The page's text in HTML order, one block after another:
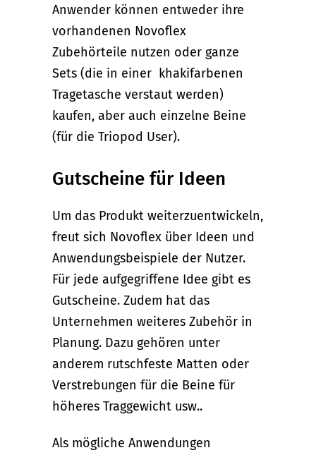
Anwender können entweder ihre
vorhandenen Novoflex
Zubehörteile nutzen oder ganze
Sets (die in einer khakifarbenen
Tragetasche verstaut werden)
kaufen, aber auch einzelne Beine
(für die Triopod User).
Gutscheine für Ideen
Um das Produkt weiterzuentwickeln,
freut sich Novoflex über Ideen und
Anwendungsbeispiele der Nutzer.
Für jede aufgegriffene Idee gibt es
Gutscheine. Zudem hat das
Unternehmen weiteres Zubehör in
Planung. Dazu gehören unter
anderem rutschfeste Matten oder
Verstrebungen für die Beine für
höheres Traggewicht usw..
Als mögliche Anwendungen